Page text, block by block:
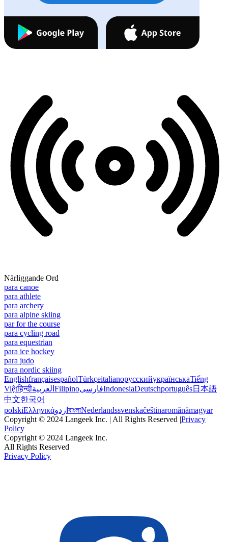
Närliggande Ord
para canoe
para athlete
para archery
para alpine skiing
par for the course
para cycling road
para equestrian
para ice hockey
para judo
para nordic skiing
EnglishfrançaisespañolTürkçeitalianoрусскийукраїнськаTiếng
Việtहिन्दीالعربية FilipinoفارسیIndonesiaDeutschportuguês日本語
中文한국어
polskiΕλληνικάاردو বাংলাNederlandssvenskačeštinaromânămagyar
Copyright © 2024 Langeek Inc. | All Rights Reserved |Privacy
Policy
Copyright © 2024 Langeek Inc.
All Rights Reserved
Privacy Policy